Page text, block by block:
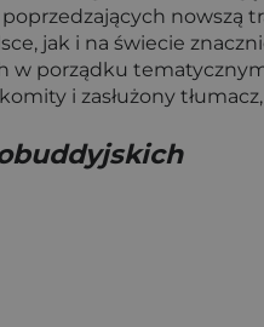
nowszą
jak i na świecie
w porządku
i zasłużony